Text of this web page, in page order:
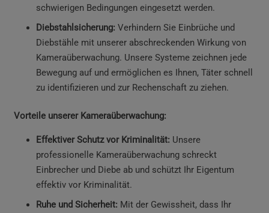
schwierigen Bedingungen eingesetzt werden.
Diebstahlsicherung: Verhindern Sie Einbrüche und
Diebstähle mit unserer abschreckenden Wirkung von
Kameraüberwachung. Unsere Systeme zeichnen jede
Bewegung auf und ermöglichen es Ihnen, Täter schnell
zu identifizieren und zur Rechenschaft zu ziehen.
Vorteile unserer Kameraüberwachung:
Effektiver Schutz vor Kriminalität: Unsere
professionelle Kameraüberwachung schreckt
Einbrecher und Diebe ab und schützt Ihr Eigentum
effektiv vor Kriminalität.
Ruhe und Sicherheit: Mit der Gewissheit, dass Ihr